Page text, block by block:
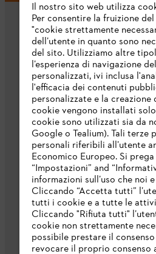
Chi siamo
Scarica
STIHL
Termini e
Il nostro sito web utilizza
Per consentire la fruizione
"cookie strettamente
dell’utente in quanto sono
del sito. Utilizziamo altre
l’esperienza di navigazione
personalizzati, ivi inclusa
l'efficacia dei contenuti
personalizzate e la
cookie vengono installati
cookie sono utilizzati sia da
Google o Tealium). Tali
personali riferibili all’utente
Economico Europeo. Si
“Impostazioni” and
informazioni sull’uso che noi
Cliccando “Accetta tutti”
tutti i cookie e a tutte le
Cliccando "Rifiuta tutti"
cookie non strettamente
possibile prestare il
revocare il proprio